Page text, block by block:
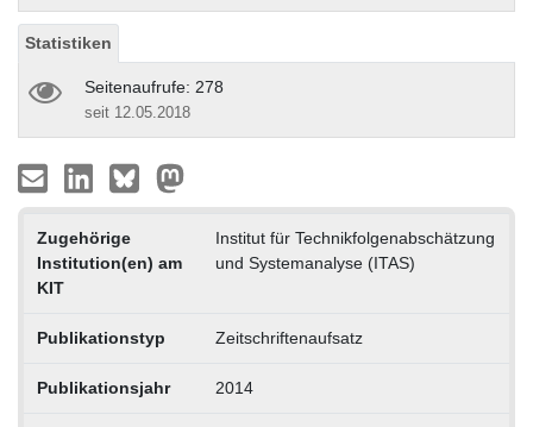
Statistiken
Seitenaufrufe: 278
seit 12.05.2018
Zugehörige
Institution(en) am
KIT
Institut für Technikfolgenabschätzung
und Systemanalyse (ITAS)
Publikationstyp Zeitschriftenaufsatz
Publikationsjahr 2014